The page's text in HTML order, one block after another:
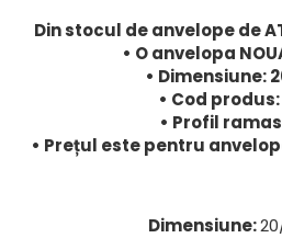
Din stocul de anvelope de
• O anvelopa
• Dimensiune:
• Cod produs:
• Profil ramas
• Prețul este pentru
Dimensiune: